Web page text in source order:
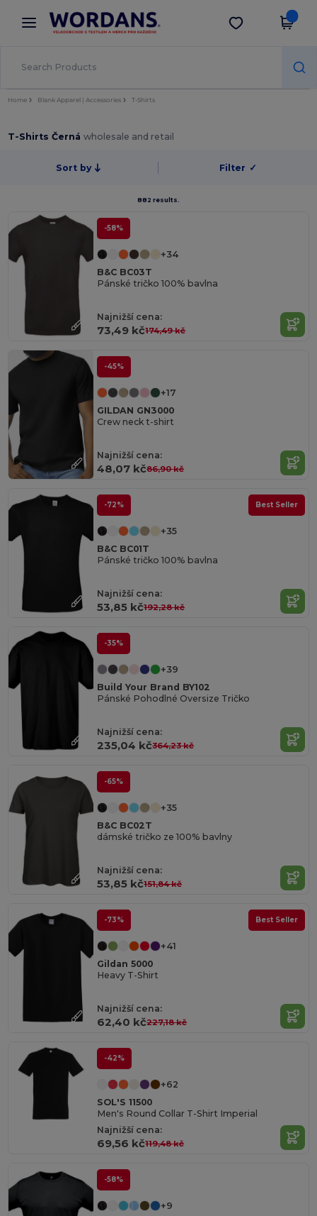
× Aplikace Wordans
Lepší ceny v aplikaci!
Stáhnout app
Home Blank Apparel | Accessories T-Shirts
T-Shirts Černáwholesale and retail
Sort by Filter ✓
882 results.
-58%
+34
B&C BC03T
Pánské tričko 100% bavlna
Najnižší cena:
73,49 kč174,49 kč
-45%
+17
GILDAN GN3000
Crew neck t-shirt
Najnižší cena:
48,07 kč86,90 kč
-72% Best Seller
+35
B&C BC01T
Pánské tričko 100% bavlna
Najnižší cena:
53,85 kč192,28 kč
-35%
+39
Build Your Brand BY102
Pánské Pohodlné Oversize Tričko
Najnižší cena:
235,04 kč364,23 kč
-65%
+35
B&C BC02T
dámské tričko ze 100% bavlny
Najnižší cena:
53,85 kč151,84 kč
-73% Best Seller
+41
Gildan 5000
Heavy T-Shirt
Najnižší cena:
62,40 kč227,18 kč
-42%
+62
SOL'S 11500
Men's Round Collar T-Shirt Imperial
Najnižší cena:
69,56 kč119,48 kč
-58%
+9